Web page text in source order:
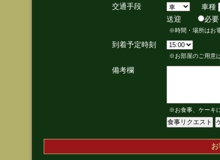
交通手段
車種
送迎
※時間・場所はお
到着予定時刻
※お部屋のご用意
備考欄
※お食事、ケーキ